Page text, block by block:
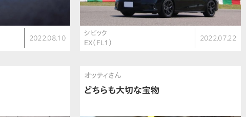
2022.08.10
シビック
EX（FL1）
2022.07.22
オッティさん
どちらも大切な宝物